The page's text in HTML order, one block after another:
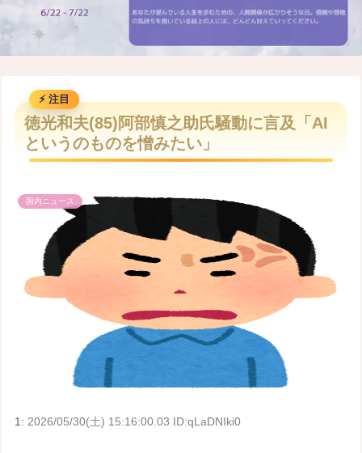
M
u
徳光和夫(85)阿部慎之助氏騒動に言及「AI
というのものを憎みたい」
国内ニュース
1: 2026/05/30(土) 15:16:00.03 ID:qLaDNIki0